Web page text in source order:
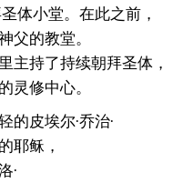
体小堂。在此之前，
父的教堂。
主持了持续朝拜圣体，
灵修中心。
的皮埃尔·乔治·
耶稣，
·